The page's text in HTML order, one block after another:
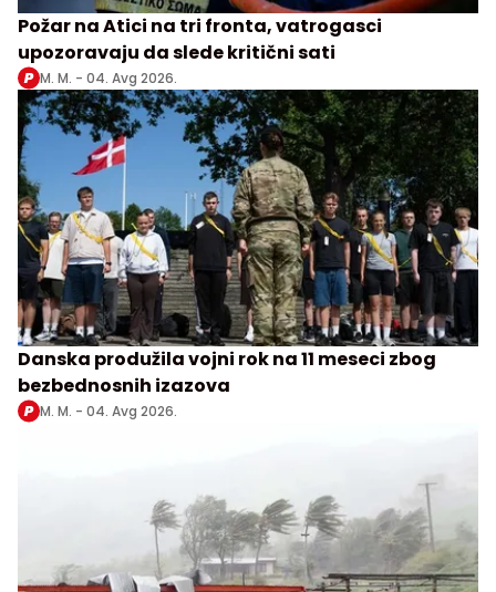
Požar na Atici na tri fronta, vatrogasci
upozoravaju da slede kritični sati
M. M. - 04. Avg 2026.
Danska produžila vojni rok na 11 meseci zbog
bezbednosnih izazova
M. M. - 04. Avg 2026.